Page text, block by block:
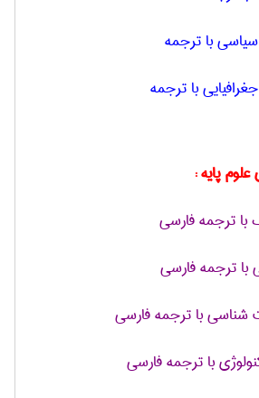
با ترجمه
با ترجمه
با ترجمه فارسی
با ترجمه فارسی
شناسی با ترجمه فارسی
با ترجمه فارسی